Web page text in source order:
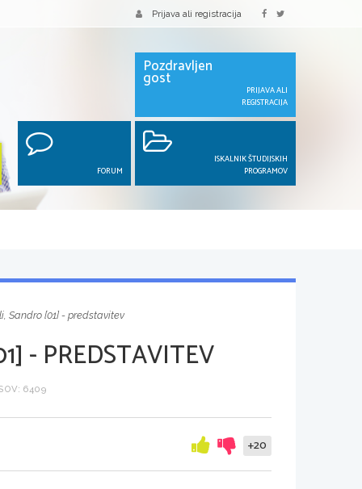
Prijava ali registracija
Pozdravljen
gost
PRIJAVA ALI
REGISTRACIJA
FORUM
ISKALNIK ŠTUDIJSKIH
PROGRAMOV
Sandro [01] - predstavitev
- PREDSTAVITEV
6409
+20